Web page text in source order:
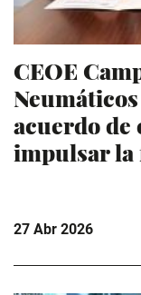
CEOE
acuerdo de
impulsar la
27 Abr 2026